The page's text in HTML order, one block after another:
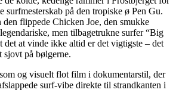
surfmesterskab på den tropiske ø Pen Gu.
den flippede Chicken Joe, den smukke
men tilbagetrukne surfer “Big
det at vinde ikke altid er det vigtigste – det
sjovt på bølgerne.
og visuelt flot film i dokumentarstil, der
surf-vibe direkte til strandkanten i